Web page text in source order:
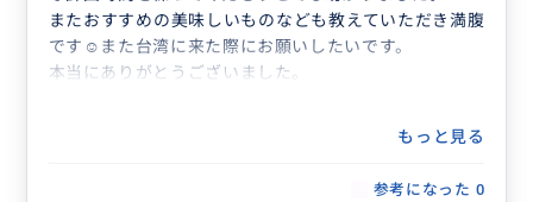
またおすすめの美味しいものなども教えていただき満腹
です☺️また台湾に来た際にお願いしたいです。
本当にありがとうございました。
もっと見る
参考になった 0